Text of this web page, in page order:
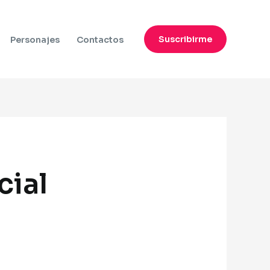
Personajes Contactos Suscribirme